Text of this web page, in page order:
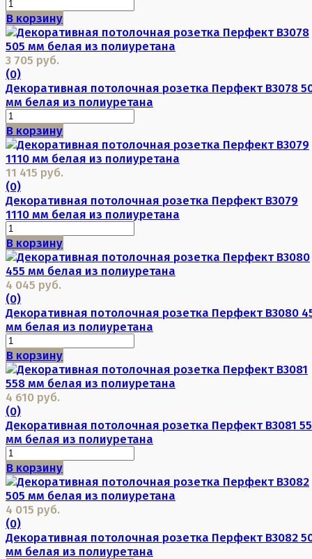
В корзину
3 705 руб.
(0)
Декоративная потолочная розетка Перфект B3078
мм белая из полиуретана
В корзину
11 415 руб.
(0)
Декоративная потолочная розетка Перфект B3079
1110 мм белая из полиуретана
В корзину
4 045 руб.
(0)
Декоративная потолочная розетка Перфект B3080
мм белая из полиуретана
В корзину
4 610 руб.
(0)
Декоративная потолочная розетка Перфект B3081
мм белая из полиуретана
В корзину
4 015 руб.
(0)
Декоративная потолочная розетка Перфект B3082
мм белая из полиуретана